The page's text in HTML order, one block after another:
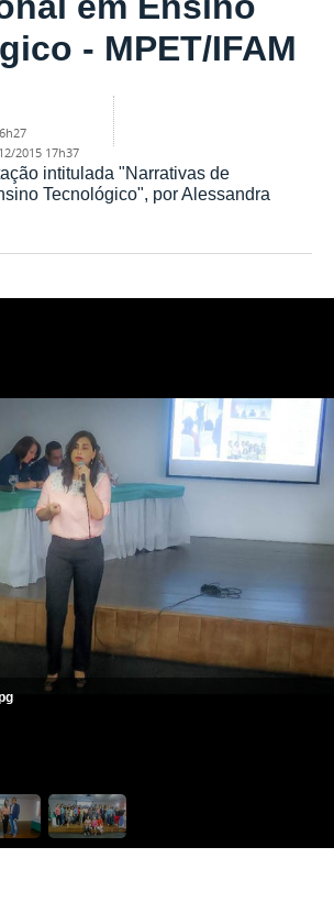
- MPET/IFAM
2015 17h37
intitulada "Narrativas de
Tecnológico", por Alessandra